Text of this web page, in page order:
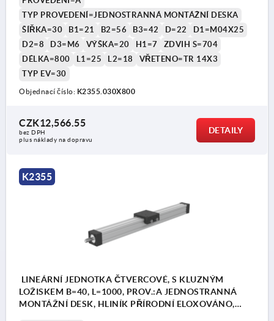
TYP PROVEDENÍ=JEDNOSTRANNÁ MONTÁŽNÍ DESKA
ŠÍŘKA=30
B1=21 B2=56 B3=42 D=22
D1=M04X25
D2=8
D3=M6 VÝŠKA=20 H1=7
ZDVIH S=704
DÉLKA=800
L1=25 L2=18
VŘETENO=TR 14X3
TYP EV=30
Objednací číslo: K2355.030X800
CZK12,566.55
bez DPH
plus náklady na dopravu
DETAILY
K2355
LINEÁRNÍ JEDNOTKA ČTVERCOVÉ, S KLUZNÝM
LOŽISKEM B=40, L=1000, PROV.:A JEDNOSTRANNÁ
MONTÁŽNÍ DESK, HLINÍK PŘÍRODNÍ ELOXOVÁNO,